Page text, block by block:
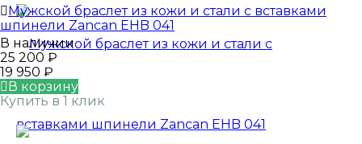
Мужской браслет из кожи и стали с вставками
шпинели Zancan EHB 041
В наличии
25 200 ₽
19 950 ₽
В корзину
Купить в 1 клик